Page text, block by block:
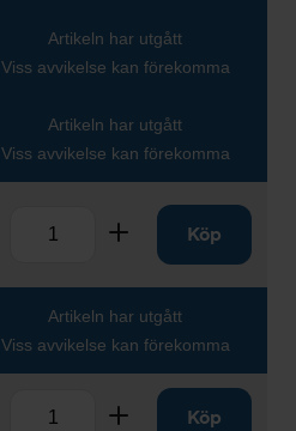
Artikeln har utgått
Viss avvikelse kan förekomma
Artikeln har utgått
Viss avvikelse kan förekomma
Ta bort Lägg tillKöp
Artikeln har utgått
Viss avvikelse kan förekomma
Ta bort Lägg tillKöp